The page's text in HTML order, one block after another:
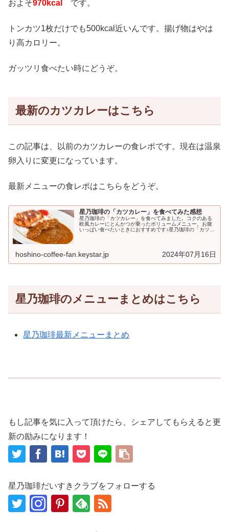
およそ970kcal です。
トンカツ1枚だけでも500kcal近いんです。揚げ物はやは
り高カロリー。
ガッツリ食べたい時にどうぞ。
最新のカツカレーはこちら
この記事は、以前のカツカレーの食レポです。現在は温泉
卵入りに変更になっています。
最新メニューの食レポはこちらをどうぞ。
星乃珈琲の「カツカレー」を食べてみた感想
星乃珈琲の「カツカレー」を食べてみました。コクのある
欧風カレーにとんかつが乗ったボリュームメニュー。お腹
いっぱい食べたいときにおすすめです♪星乃珈琲の「カツカ
hoshino-coffee-fan.keystar.jp 2024年07月16日
星乃珈琲のメニューまとめはこちら
星乃珈琲最新メニューまとめ
もし記事を気に入って頂けたら、シェアしてもらえると更
新の励みになります！
星乃珈琲だいすきクラブをフォローする
0